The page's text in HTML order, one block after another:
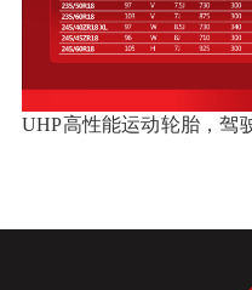
UHP高性能运动轮胎，驾